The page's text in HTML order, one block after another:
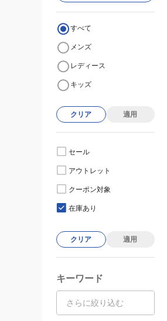
すべて
メンズ
レディース
キッズ
クリア 適用
セール
アウトレット
クーポン対象
在庫あり
クリア 適用
キーワード